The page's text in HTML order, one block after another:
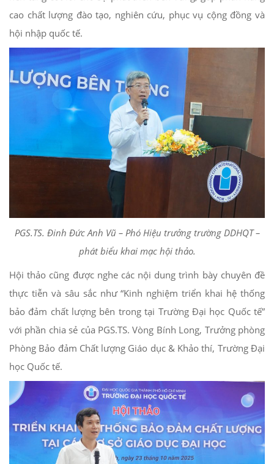
cao chất lượng đào tạo, nghiên cứu, phục vụ cộng đồng và
hội nhập quốc tế.
PGS.TS. Đinh Đức Anh Vũ – Phó Hiệu trưởng trường DDHQT –
phát biểu khai mạc hội thảo.
Hội thảo cũng được nghe các nội dung trình bày chuyên đề
thực tiễn và sâu sắc như “Kinh nghiệm triển khai hệ thống
bảo đảm chất lượng bên trong tại Trường Đại học Quốc tế”
với phần chia sẻ của PGS.TS. Vòng Bính Long, Trưởng phòng
Phòng Bảo đảm Chất lượng Giáo dục & Khảo thí, Trường Đại
học Quốc tế.